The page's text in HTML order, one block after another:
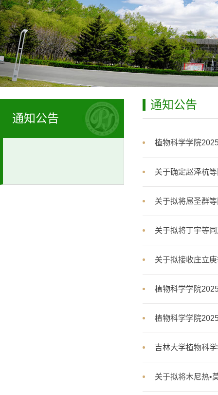
通知公告
通知公告
植物科学学院
关于确定赵泽杭
关于拟将扈圣群
关于拟将丁宇等
关于拟接收庄立
植物科学学院
植物科学学院
吉林大学植物科
关于拟将木尼热•